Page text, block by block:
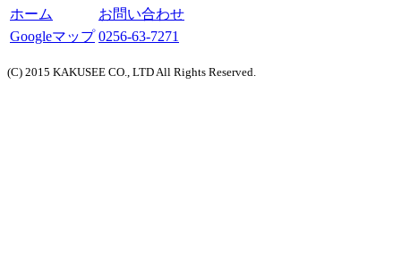
ホーム
お問い合わせ
Googleマップ 0256-63-7271
(C) 2015 KAKUSEE CO., LTD All Rights Reserved.